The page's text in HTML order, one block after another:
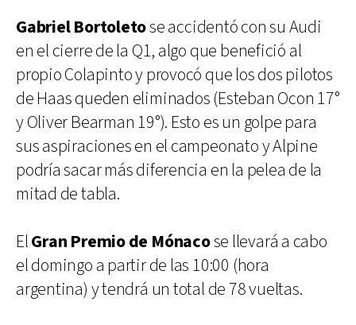
Gabriel Bortoletose accidentó con su Audi
en el cierre de la Q1, algo que benefició al
propio Colapinto y provocó que los dos pilotos
de Haas queden eliminados (Esteban Ocon 17°
y Oliver Bearman 19°). Esto es un golpe para
sus aspiraciones en el campeonato y Alpine
podría sacar más diferencia en la pelea de la
mitad de tabla.
ElGran Premio de Mónacose llevará a cabo
el domingo a partir de las 10:00 (hora
argentina) y tendrá un total de 78 vueltas.